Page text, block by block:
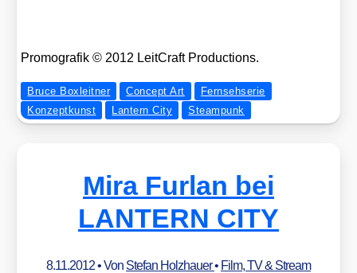
Pro­mo­gra­fik © 2012 Leit­Craft Pro­duc­tions.
Bruce Boxleitner Concept Art
Fernsehserie
Konzeptkunst
Lantern City Steampunk
Mira Furlan bei
LANTERN CITY
8.11.2012• Von Stefan Holzhauer• Film, TV & Stream